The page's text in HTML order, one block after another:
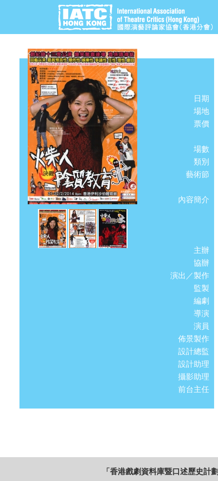
日期
場地
票價
場數
類別
藝術節
內容簡介
主辦
協辦
演出／製作
監製
編劇
導演
演員
佈景製作
設計總監
設計助理
攝影助理
前台主任
「香港戲劇資料庫暨口述歷史計